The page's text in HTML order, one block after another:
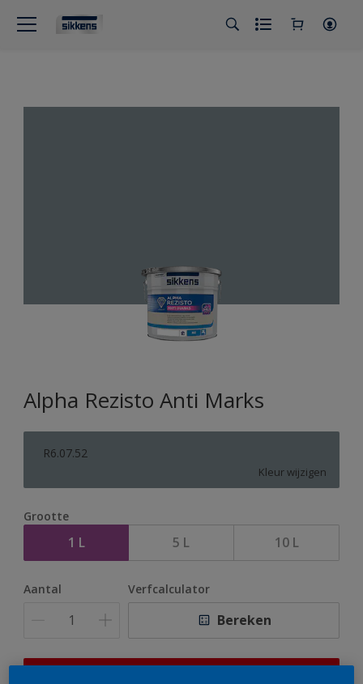
Alpha Rezisto Anti Marks
R6.07.52
Kleur wijzigen
Grootte
1 L 5 L 10 L
Aantal Verfcalculator
Bereken